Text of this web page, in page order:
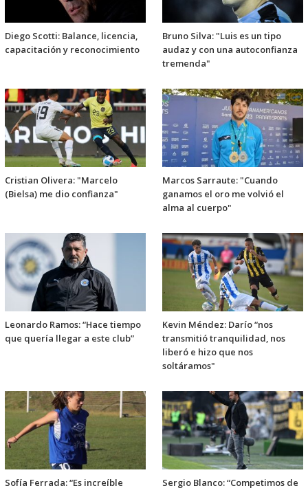
Diego Scotti: Balance, licencia,
capacitación y reconocimiento
Bruno Silva: "Luis es un tipo
audaz y con una autoconfianza
tremenda"
Cristian Olivera: "Marcelo
(Bielsa) me dio confianza"
Marcos Sarraute: "Cuando
ganamos el oro me volvió el
alma al cuerpo"
Leonardo Ramos: “Hace tiempo
que quería llegar a este club”
Kevin Méndez: Darío “nos
transmitió tranquilidad, nos
liberó e hizo que nos
soltáramos"
Sofía Ferrada: “Es increíble Sergio Blanco: “Competimos de